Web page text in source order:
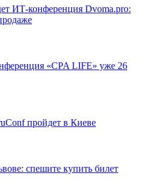
ИТ-конференция Dvoma.pro:
«CPA LIFE» уже 26
пройдет в Киеве
спешите купить билет